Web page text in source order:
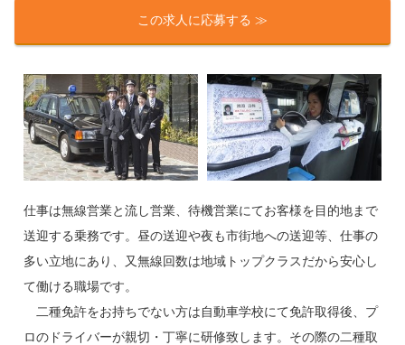
この求人に応募する ≫
仕事は無線営業と流し営業、待機営業にてお客様を目的地まで
送迎する乗務です。昼の送迎や夜も市街地への送迎等、仕事の
多い立地にあり、又無線回数は地域トップクラスだから安心し
て働ける職場です。
二種免許をお持ちでない方は自動車学校にて免許取得後、プ
ロのドライバーが親切・丁寧に研修致します。その際の二種取